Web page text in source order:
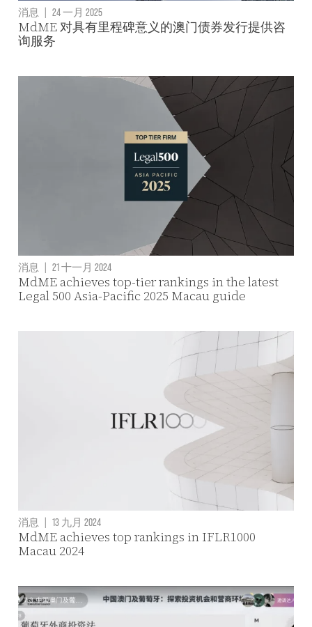
消息 24 一月 2025
MdME 对具有里程碑意义的澳门债券发行提供咨
询服务
消息 | 21 十一月 2024
MdME achieves top-tier rankings in the latest
Legal 500 Asia-Pacific 2025 Macau guide
消息 | 13 九月 2024
MdME achieves top rankings in IFLR1000
Macau 2024